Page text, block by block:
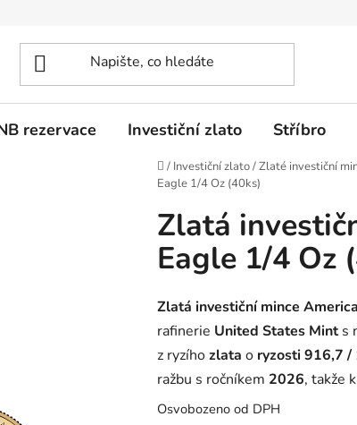
rezervace Investiční zlato Stříbro
Domů
/ Investiční zlato/Zlaté investiční
Eagle 1/4 Oz (40ks)
Zlatá
Eagle 1/4 Oz
Zlatá investiční mince
rafinerie United States Mints
z ryzíhozlata o ryzosti 916,7 /
ražbu s ročníkem 2026, takže
Osvobozeno od DPH